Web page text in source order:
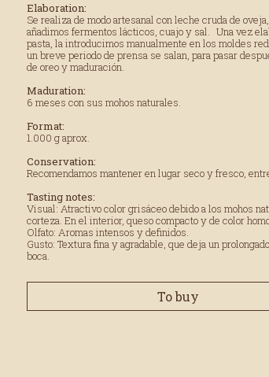
Elaboration:
Se realiza de modo artesanal con leche cruda de
añadimos fermentos lácticos, cuajo y sal. Una vez
pasta, la introducimos manualmente en los moldes
un breve periodo de prensa se salan, para pasar
de oreo y maduración.
Maduration:
6 meses con sus mohos naturales.
Format:
1.000 g aprox.
Conservation:
Recomendamos mantener en lugar seco y fresco,
Tasting notes:
Visual: Atractivo color grisáceo debido a los mohos
corteza. En el interior, queso compacto y de color
Olfato: Aromas intensos y definidos.
Gusto: Textura fina y agradable, que deja un
boca.
To buy